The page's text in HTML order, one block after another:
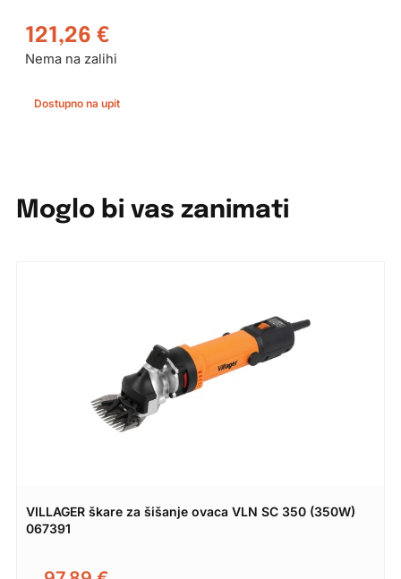
121,26 €
Nema na zalihi
Dostupno na upit
Moglo bi vas zanimati
VILLAGER škare za šišanje ovaca VLN SC 350 (350W)
067391